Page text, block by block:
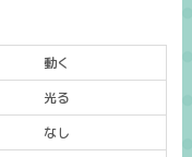
動く
光る
なし